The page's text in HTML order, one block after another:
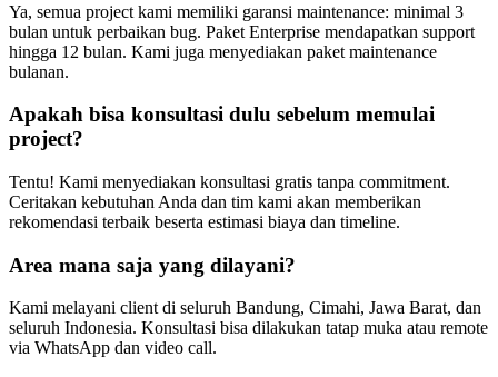
Ya, semua project kami memiliki garansi maintenance: minimal 3
bulan untuk perbaikan bug. Paket Enterprise mendapatkan support
hingga 12 bulan. Kami juga menyediakan paket maintenance
bulanan.
Apakah bisa konsultasi dulu sebelum memulai
project?
Tentu! Kami menyediakan konsultasi gratis tanpa commitment.
Ceritakan kebutuhan Anda dan tim kami akan memberikan
rekomendasi terbaik beserta estimasi biaya dan timeline.
Area mana saja yang dilayani?
Kami melayani client di seluruh Bandung, Cimahi, Jawa Barat, dan
seluruh Indonesia. Konsultasi bisa dilakukan tatap muka atau remote
via WhatsApp dan video call.